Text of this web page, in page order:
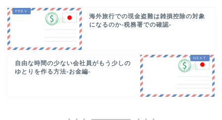
海外旅行での現金盗難は雑損控除の対象
になるのか-税務署での確認-
自由な時間の少ない会社員がもう少しの
ゆとりを作る方法-お金編-